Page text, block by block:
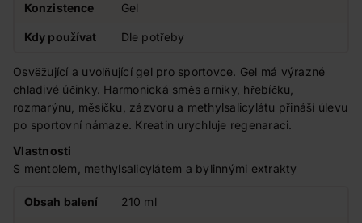
Konzistence Gel
Kdy používat Dle potřeby
Osvěžující a uvolňující gel pro sportovce. Gel má výrazné
chladivé účinky. Harmonická směs arniky, hřebíčku,
rozmarýnu, měsíčku, zázvoru a methylsalicylátu přináší úlevu
po sportovní námaze. Kreatin urychluje regenaraci.
Vlastnosti
S mentolem, methylsalicylátem a bylinnými extrakty
Obsah balení 210 ml